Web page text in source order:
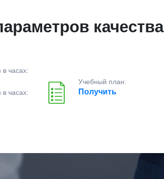
качества
часах:
часах:
Учебный план:
Получить